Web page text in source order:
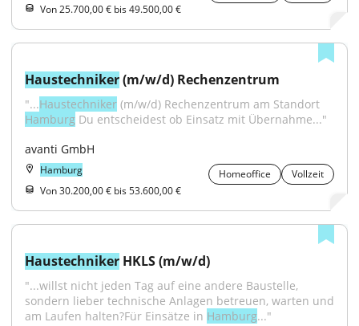
Von 25.700,00 € bis 49.500,00 €
Haustechniker (m/w/d) Rechenzentrum
"...Haustechniker
Hamburg Du entscheidest ob Einsatz mit Übernahme..."
avanti GmbH
Hamburg Homeoffice
Vollzeit
Von 30.200,00 € bis 53.600,00 €
Haustechniker HKLS (m/w/d)
"...willst nicht jeden Tag auf eine andere Baustelle,
sondern lieber technische Anlagen betreuen, warten und
am Laufen halten?Für Einsätze in Hamburg..."